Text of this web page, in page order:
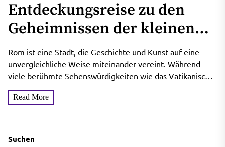
Entdeckungsreise zu den
Geheimnissen der kleinen
Museen Roms: Die
vergessenen Schätze der
Geschichte und Kultur
Rom ist eine Stadt, die Geschichte und Kunst auf eine
unvergleichliche Weise miteinander vereint. Während
viele berühmte Sehenswürdigkeiten wie das Vatikanische
Museum, das Kolosseum oder...
Read More
Suchen